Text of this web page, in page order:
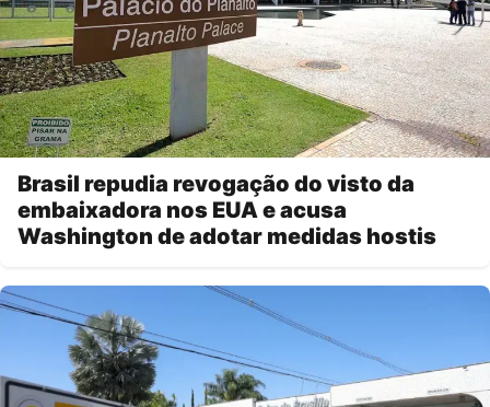
Brasil repudia revogação do visto da
embaixadora nos EUA e acusa
Washington de adotar medidas hostis